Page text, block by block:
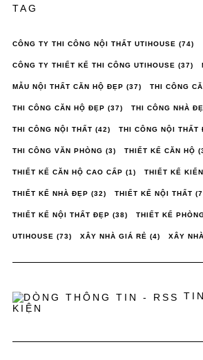
TAG
CÔNG TY THI CÔNG NỘI THẤT UTIHOUSE (74)
CÔNG TY THIẾT KẾ THI CÔNG UTIHOUSE (37)
MẪU NỘI THẤT CĂN HỘ ĐẸP (37) THI CÔNG
THI CÔNG CĂN HỘ ĐẸP (37) THI CÔNG NHÀ
THI CÔNG NỘI THẤT (42) THI CÔNG NỘI THẤT
THI CÔNG VĂN PHÒNG (3) THIẾT KẾ CĂN HỘ
THIẾT KẾ CĂN HỘ CAO CẤP (1) THIẾT KẾ
THIẾT KẾ NHÀ ĐẸP (32) THIẾT KẾ NỘI THẤT
THIẾT KẾ NỘI THẤT ĐẸP (38) THIẾT KẾ
UTIHOUSE (73) XÂY NHÀ GIÁ RẺ (4) XÂY
KIỆN